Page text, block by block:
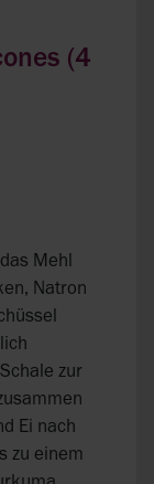
(4
Mehl
Natron
zur
Ei nach
zu einem